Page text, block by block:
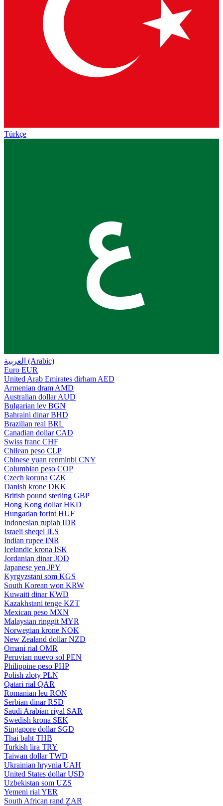
Türkçe
ع
العربية (Arabic)
Euro EUR
United Arab Emirates dirham AED
Armenian dram AMD
Australian dollar AUD
Bulgarian lev BGN
Bahraini dinar BHD
Brazilian real BRL
Canadian dollar CAD
Swiss franc CHF
Chilean peso CLP
Chinese yuan renminbi CNY
Columbian peso COP
Czech koruna CZK
Danish krone DKK
British pound sterling GBP
Hong Kong dollar HKD
Hungarian forint HUF
Indonesian rupiah IDR
Israeli sheqel ILS
Indian rupee INR
Icelandic krona ISK
Jordanian dinar JOD
Japanese yen JPY
Kyrgyzstani som KGS
South Korean won KRW
Kuwaiti dinar KWD
Kazakhstani tenge KZT
Mexican peso MXN
Malaysian ringgit MYR
Norwegian krone NOK
New Zealand dollar NZD
Omani rial OMR
Peruvian nuevo sol PEN
Philippine peso PHP
Polish zloty PLN
Qatari rial QAR
Romanian leu RON
Serbian dinar RSD
Saudi Arabian riyal SAR
Swedish krona SEK
Singapore dollar SGD
Thai baht THB
Turkish lira TRY
Taiwan dollar TWD
Ukrainian hryvnia UAH
United States dollar USD
Uzbekistan som UZS
Yemeni rial YER
South African rand ZAR